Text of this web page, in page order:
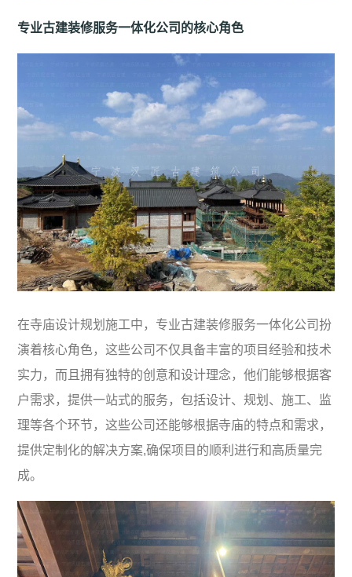
专业古建装修服务一体化公司的核心角色
在寺庙设计规划施工中，专业古建装修服务一体化公司扮
演着核心角色，这些公司不仅具备丰富的项目经验和技术
实力，而且拥有独特的创意和设计理念，他们能够根据客
户需求，提供一站式的服务，包括设计、规划、施工、监
理等各个环节，这些公司还能够根据寺庙的特点和需求，
提供定制化的解决方案,确保项目的顺利进行和高质量完
成。